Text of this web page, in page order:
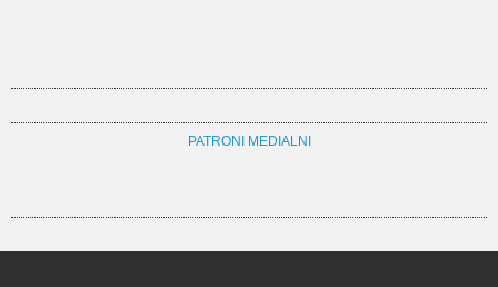
PATRONI MEDIALNI